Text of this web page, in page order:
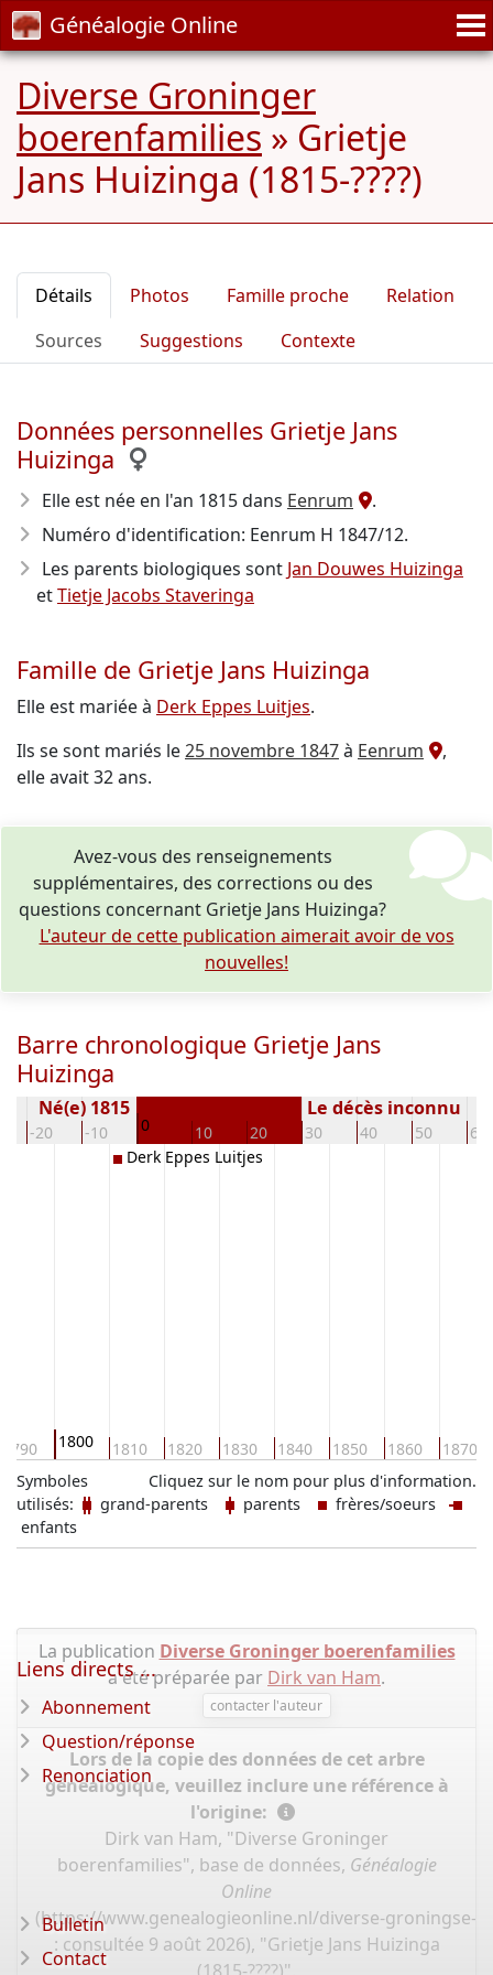
Généalogie Online
Diverse Groninger
boerenfamilies » Grietje
Jans Huizinga (1815-????)
Détails Photos Famille proche
Relation
Sources
Suggestions Contexte
Données personnelles Grietje Jans
Huizinga
Elle est née en l'an 1815dans Eenrum
.
Numéro d'identification: Eenrum H 1847/12.
Les parents biologiques sont Jan Douwes Huizinga
etTietje Jacobs Staveringa
Famille de Grietje Jans Huizinga
Elle est mariée à Derk Eppes Luitjes.
Ils se sont mariés le25 novembre 1847à Eenrum
,
elle avait 32 ans.
Avez-vous des renseignements
supplémentaires, des corrections ou des
questions concernant Grietje Jans Huizinga?
L'auteur de cette publication aimerait avoir de vos
nouvelles!
Barre chronologique Grietje Jans
Huizinga
-20 -10 0 10 20 30 40 50 60
Né(e) 1815 Le décès inconnu
1790 1800 1810 1820 1830 1840 1850 1860 1870
Derk Eppes Luitjes
Cliquez sur le nom pour plus d'information.
Symboles
utilisés:
grand-parents parents
frères/soeurs
enfants
La publication Diverse Groninger boerenfamilies
a été préparée par Dirk van Ham.
contacter l'auteur
Lors de la copie des données de cet arbre
généalogique, veuillez inclure une référence à
l'origine:
Dirk van Ham, "Diverse Groninger
boerenfamilies", base de données, Généalogie
Online
(https://www.genealogieonline.nl/diverse-groningse-
: consultée 9 août 2026), "Grietje Jans Huizinga
Liens directs ...
Abonnement
Question/réponse
Renonciation
Bulletin
Contact